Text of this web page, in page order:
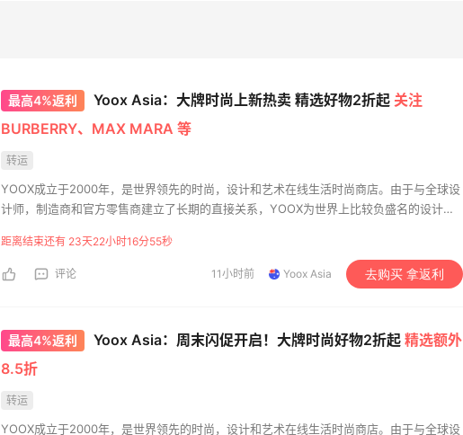
最高4%返利 Yoox Asia：大牌时尚上新热卖 精选好物2折起 关注
BURBERRY、MAX MARA 等
转运
YOOX成立于2000年，是世界领先的时尚，设计和艺术在线生活时尚商店。由于与全球设
计师，制造商和官方零售商建立了长期的直接关系，YOOX为世界上比较负盛名的设计师
家，对社会和环境负责的品牌和童装的独家合作。
距离结束还有 23天22小时16分54秒
评论 11小时前 Yoox Asia 去购买 拿返利
最高4%返利 Yoox Asia：周末闪促开启！大牌时尚好物2折起 精选额外
8.5折
转运
YOOX成立于2000年，是世界领先的时尚，设计和艺术在线生活时尚商店。由于与全球设